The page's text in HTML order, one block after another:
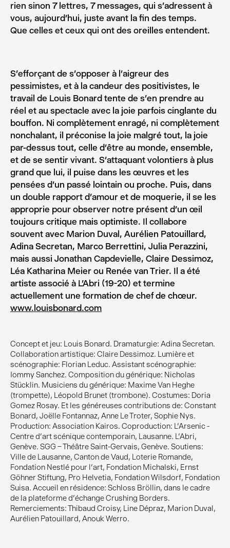
Concept et jeu: Louis Bonard. Dramaturgie: Adina Secretan.
Collaboration artistique: Claire Dessimoz. Lumière et
scénographie: Florian Leduc. Assistant scénographie:
Iommy Sanchez. Composition du générique: Nicholas
Stücklin. Musiciens du générique: Maxime Van Heghe
(trompette), Léopold Brunet (trombone). Costumes: Doria
Gomez Rosay. Et les généreuses contributions de: Constant
Bonard, Joëlle Fontannaz, Anne Le Troter, Sophie Nys.
Production: Association Kairos. Coproduction: L’Arsenic -
Centre d’art scénique contemporain, Lausanne. L’Abri,
Genève. SGG – Théâtre Saint-Gervais, Genève. Soutiens:
Ville de Lausanne, Canton de Vaud, Loterie Romande,
Fondation Nestlé pour l’art, Fondation Michalski, Ernst
Göhner Stiftung, Pro Helvetia, Fondation Wilsdorf, Fondation
Suisa. Accueil en résidence: Schloss Bröllin, dans le cadre
de la plateforme d’échange Crushing Borders.
Remerciements: Thibaud Croisy, Line Dépraz, Marion Duval,
Aurélien Patouillard, Anouk Werro.
rien sinon 7 lettres, 7 messages, qui s’adressent à
vous, aujourd’hui, juste avant la fin des temps.
Que celles et ceux qui ont des oreilles entendent.
S’efforçant de s’opposer à l’aigreur des
pessimistes, et à la candeur des positivistes, le
travail de Louis Bonard tente de s’en prendre au
réel et au spectacle avec la joie parfois cinglante du
bouffon. Ni complètement enragé, ni complètement
nonchalant, il préconise la joie malgré tout, la joie
par-dessus tout, celle d’être au monde, ensemble,
et de se sentir vivant. S’attaquant volontiers à plus
grand que lui, il puise dans les œuvres et les
pensées d’un passé lointain ou proche. Puis, dans
un double rapport d’amour et de moquerie, il se les
approprie pour observer notre présent d’un œil
toujours critique mais optimiste. Il collabore
souvent avec Marion Duval, Aurélien Patouillard,
Adina Secretan, Marco Berrettini, Julia Perazzini,
mais aussi Jonathan Capdevielle, Claire Dessimoz,
Léa Katharina Meier ou Renée van Trier. Il a été
artiste associé à L’Abri (19-20) et termine
actuellement une formation de chef de chœur.
www.louisbonard.com